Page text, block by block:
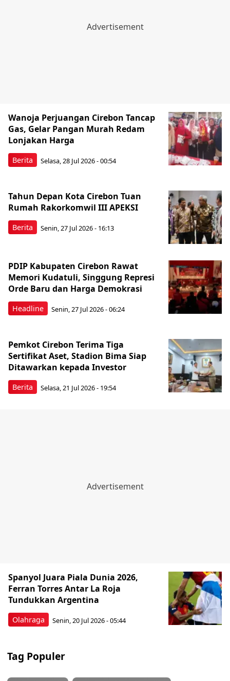
Berita
Wanoja Perjuangan Cirebon Tancap
Gas, Gelar Pangan Murah Redam
Lonjakan Harga
Selasa, 28 Jul 2026 - 00:54
Berita
Tahun Depan Kota Cirebon Tuan
Rumah Rakorkomwil III APEKSI
Senin, 27 Jul 2026 - 16:13
Headline
PDIP Kabupaten Cirebon Rawat
Memori Kudatuli, Singgung Represi
Orde Baru dan Harga Demokrasi
Senin, 27 Jul 2026 - 06:24
Berita
Pemkot Cirebon Terima Tiga
Sertifikat Aset, Stadion Bima Siap
Ditawarkan kepada Investor
Selasa, 21 Jul 2026 - 19:54
Olahraga
Spanyol Juara Piala Dunia 2026,
Ferran Torres Antar La Roja
Tundukkan Argentina
Senin, 20 Jul 2026 - 05:44
Tag Populer